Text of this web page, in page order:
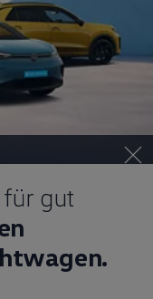
gut